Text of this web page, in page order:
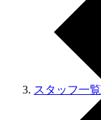
スタッフ一覧